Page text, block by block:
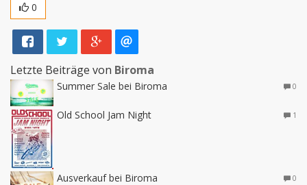
0
Letzte Beiträge von Biroma
Summer Sale bei Biroma 0
Old School Jam Night 1
Ausverkauf bei Biroma 0